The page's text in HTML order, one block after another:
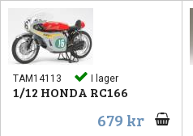
TAM14113 I lager
1/12 HONDA RC166
679 kr